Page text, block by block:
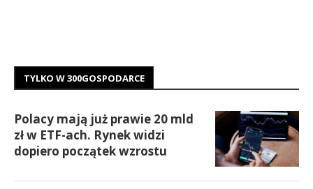
TYLKO W 300GOSPODARCE
Polacy mają już prawie 20 mld
zł w ETF-ach. Rynek widzi
dopiero początek wzrostu